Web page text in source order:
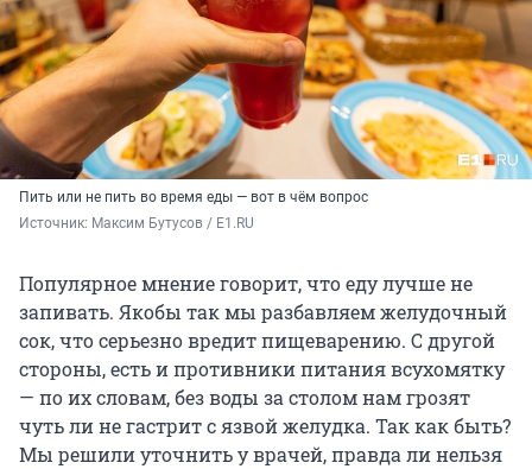
Пить или не пить во время еды — вот в чём вопрос
Источник: Максим Бутусов / E1.RU
Популярное мнение говорит, что еду лучше не
запивать. Якобы так мы разбавляем желудочный
сок, что серьезно вредит пищеварению. С другой
стороны, есть и противники питания всухомятку
— по их словам, без воды за столом нам грозят
чуть ли не гастрит с язвой желудка. Так как быть?
Мы решили уточнить у врачей, правда ли нельзя